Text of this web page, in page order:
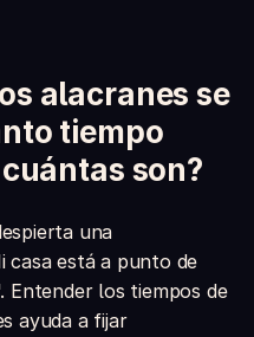
alacranes se
tiempo
son?
una
casa está a punto de
Entender los tiempos de
ayuda a fijar